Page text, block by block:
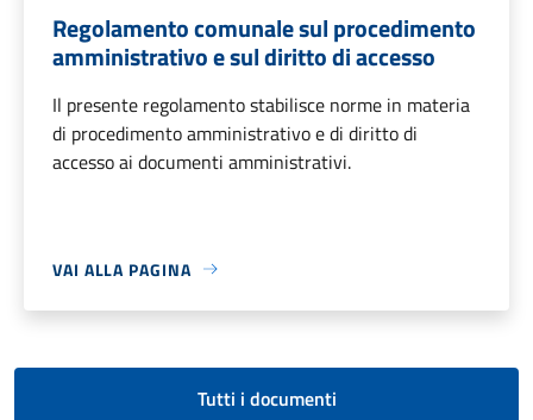
Regolamento comunale sul procedimento
amministrativo e sul diritto di accesso
Il presente regolamento stabilisce norme in materia
di procedimento amministrativo e di diritto di
accesso ai documenti amministrativi.
VAI ALLA PAGINA
Tutti i documenti